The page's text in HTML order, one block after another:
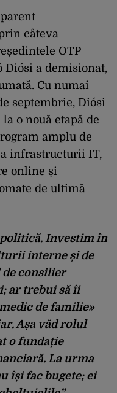
câteva
OTP
Diósi a demisionat,
Cu numai
septembrie, Diósi
o nouă etapă de
amplu de
infrastructurii IT,
online și
de ultimă
politică. Investim în
interne și de
de consilier
ar trebui să îi
de familie»
Așa văd rolul
o fundație
La urma
își fac bugete; ei